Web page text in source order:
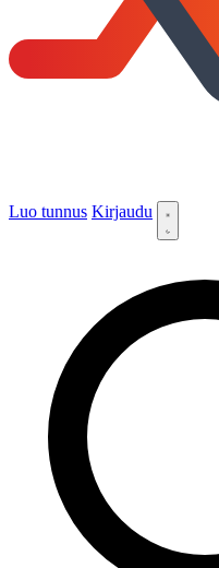
Luo tunnus Kirjaudu